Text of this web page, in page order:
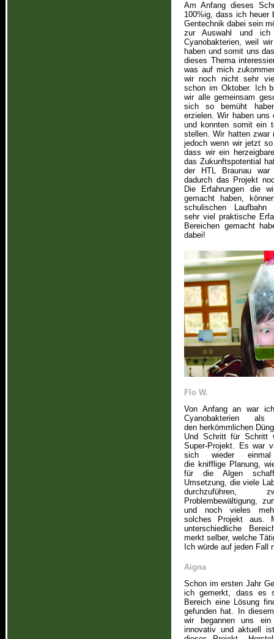
Am Anfang dieses
100%ig, dass ich heuer
Gentechnik dabei sein
zur Auswahl und
Cyanobakterien, weil
haben und somit uns
dieses Thema
was auf mich
wir noch nicht sehr
schon im Oktober. Ich
wir alle gemeinsam
sich so bemüht
erzielen. Wir haben uns
und konnten somit ein
stellen. Wir hatten zwar
jedoch wenn wir jetzt
dass wir ein
das Zukunftspotential
der HTL Braunau
dadurch das Projekt
Die Erfahrungen die
gemacht haben,
schulischen
sehr viel praktische
Bereichen gemacht
dabei!
Flo W.
Von Anfang an war
Cyanobakterien
den herkömmlichen
Und Schritt für Schritt
Super-Projekt. Es war
sich wieder
die knifflige Planung,
für die Algen
Umsetzung, die viele
durchzuführen,
Problembewältigung,
und noch vieles
solches Projekt aus.
unterschiedliche
merkt selber, welche
Ich würde auf jeden Fall
Aigna
Schon im ersten Jahr
ich gemerkt, dass es
Bereich eine Lösung
gefunden hat. In
wir begannen uns
innovativ und aktuell